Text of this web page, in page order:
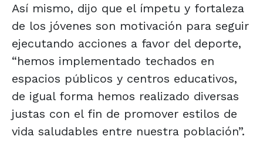
Así mismo, dijo que el ímpetu y fortaleza
de los jóvenes son motivación para seguir
ejecutando acciones a favor del deporte,
“hemos implementado techados en
espacios públicos y centros educativos,
de igual forma hemos realizado diversas
justas con el fin de promover estilos de
vida saludables entre nuestra población”.